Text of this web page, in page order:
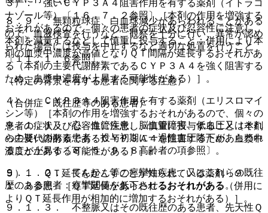
３）． 強いＣＹＰ３Ａ４阻害作用を有する薬剤（イトラコ
ナゾール等）〔１６．７．２参照〕［本剤の作用を増強する
おそれがあるので、個々の患者の症状及び忍容性に注意し、
本剤を減量するなどして慎重に投与すること；併用により本
剤の血漿中濃度が高値となりＱＴ間隔が延長するおそれがあ
る（本剤の主要代謝酵素であるＣＹＰ３Ａ４を強く阻害する
ため、血漿中濃度が上昇する可能性がある）］。
４）． ＣＹＰ３Ａ４阻害作用を有する薬剤（エリスロマイ
シン等）［本剤の作用を増強するおそれがあるので、個々の
患者の症状及び忍容性に注意し、慎重に投与すること（本剤
の主要代謝酵素であるＣＹＰ３Ａ４を阻害するため、血漿中
濃度が上昇する可能性がある）］。
５）． ＱＴ延長を起こすことが知られている薬剤〔９．
１．３参照〕［ＱＴ延長があらわれるおそれがある（併用に
よりＱＴ延長作用が相加的に増加するおそれがある）］。
８．９． 無顆粒球症、白血球減少があらわれることがある
ので、血液検査を行うなど、観察を十分に行い、異常が認め
られた場合には投与を中止するなど適切な処置を行うこと
〔１１．１．６参照〕。
（特定の背景を有する患者に関する注意）
（合併症・既往歴等のある患者）
９．１．１． 心・血管疾患、脳血管障害、低血圧又はそれ
らの疑いのある患者：投与初期に一過性血圧降下があらわれ
ることがある〔８．５、９．８高齢者の項参照〕。
９．１．２． てんかん等の痙攣性疾患、又はこれらの既往
歴のある患者：痙攣閾値を低下させるおそれがある。
９．１．３． 不整脈又はその既往歴のある患者、先天性Ｑ